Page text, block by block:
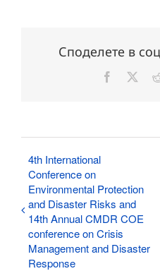
Споделете в
Facebook
4th International
Conference on
Environmental Protection
and Disaster Risks and
14th Annual CMDR COE
conference on Crisis
Management and Disaster
Response